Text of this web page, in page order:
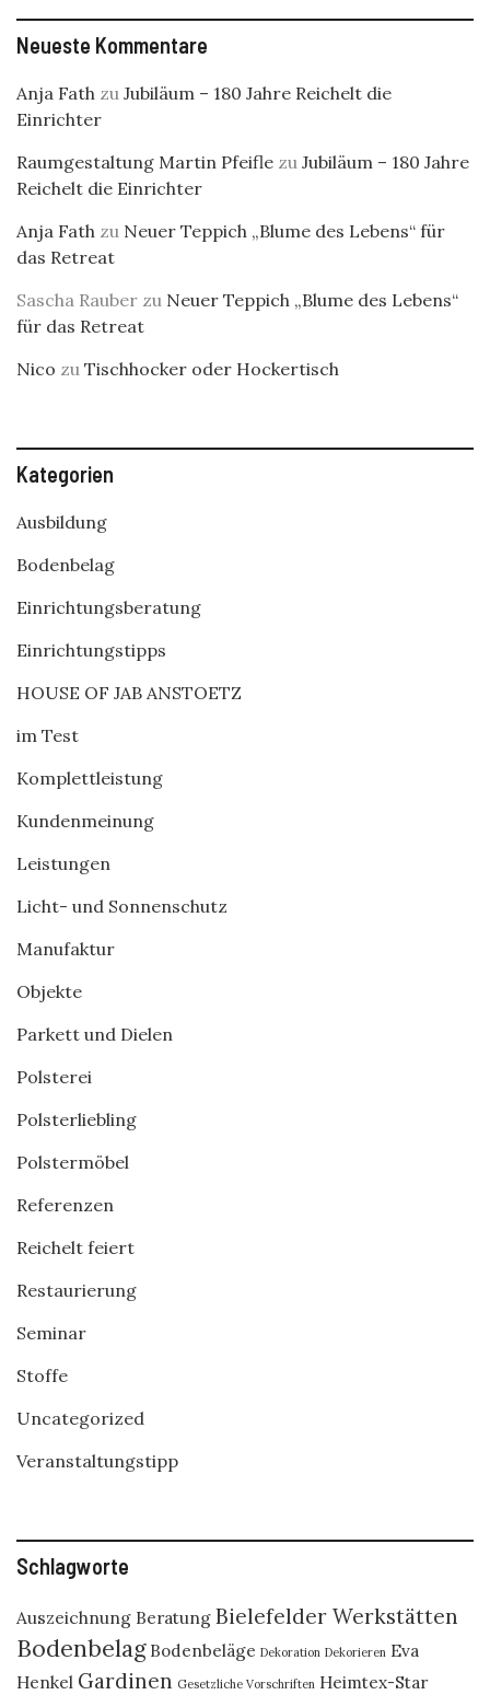
Neueste Kommentare
Anja Fath zu Jubiläum – 180 Jahre Reichelt die
Einrichter
Raumgestaltung Martin Pfeifle zu Jubiläum – 180 Jahre
Reichelt die Einrichter
Anja Fath zu Neuer Teppich „Blume des Lebens“ für
das Retreat
Sascha Rauber zu Neuer Teppich „Blume des Lebens“
für das Retreat
Nico zu Tischhocker oder Hockertisch
Kategorien
Ausbildung
Bodenbelag
Einrichtungsberatung
Einrichtungstipps
HOUSE OF JAB ANSTOETZ
im Test
Komplettleistung
Kundenmeinung
Leistungen
Licht- und Sonnenschutz
Manufaktur
Objekte
Parkett und Dielen
Polsterei
Polsterliebling
Polstermöbel
Referenzen
Reichelt feiert
Restaurierung
Seminar
Stoffe
Uncategorized
Veranstaltungstipp
Schlagworte
Auszeichnung Beratung Bielefelder Werkstätten
Bodenbelag Bodenbeläge Dekoration Dekorieren Eva
Henkel Gardinen Gesetzliche Vorschriften Heimtex-Star